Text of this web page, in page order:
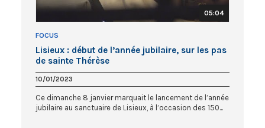
05:04
FOCUS
Lisieux : début de l’année jubilaire, sur les pas
de sainte Thérèse
10/01/2023
Ce dimanche 8 janvier marquait le lancement de l’année
jubilaire au sanctuaire de Lisieux, à l’occasion des 150...